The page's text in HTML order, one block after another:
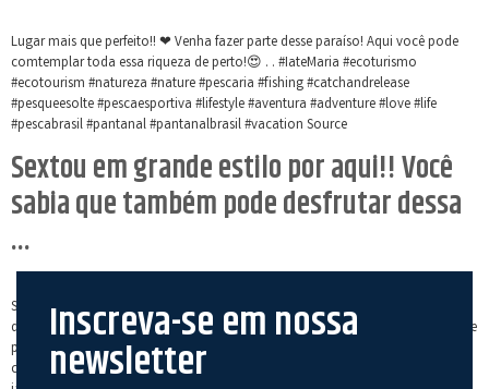
Lugar mais que perfeito!! ❤ Venha fazer parte desse paraíso! Aqui você pode
comtemplar toda essa riqueza de perto!😍 . . #IateMaria #ecoturismo
#ecotourism #natureza #nature #pescaria #fishing #catchandrelease
#pesqueesolte #pescaesportiva #lifestyle #aventura #adventure #love #life
#pescabrasil #pantanal #pantanalbrasil #vacation Source
Sextou em grande estilo por aqui!! Você
sabia que também pode desfrutar dessa
…
Sextou em grande estilo por aqui!! 🥰🍹 Você sabia que também pode
desfrutar dessa delicia? Conforto, exclusividade, privacidade, comidas típicas e
pescaria, tudo isso te espera no Pantanal 🎣💙, a bordo do Iate Maria 🛥. Vem
conhecer, vem! Será um enorme prazer recebe-los 🎣❤ Maiores infos:
Inscreva-se em nossa
newsletter